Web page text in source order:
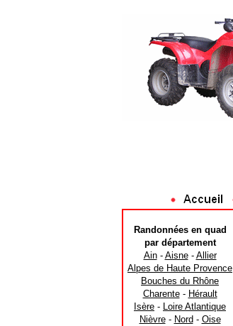
Randonnées en quad
par département
Ain- Aisne- Allier
Alpes de Haute Provence
Bouches du Rhône
Charente- Hérault
Isère - Loire Atlantique
Nièvre- Nord - Oise